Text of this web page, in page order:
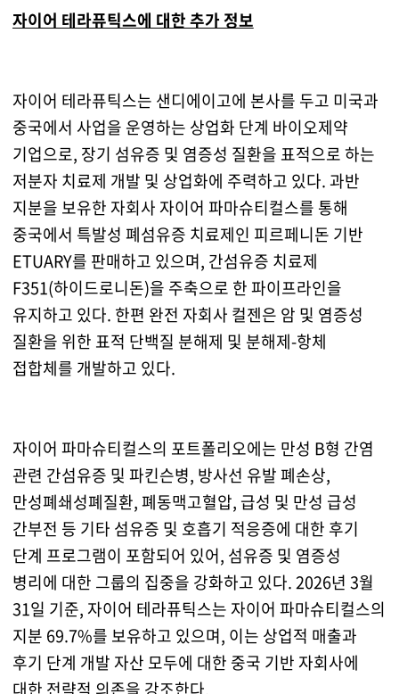
자이어 테라퓨틱스에 대한 추가 정보
자이어 테라퓨틱스는 샌디에이고에 본사를 두고 미국과
중국에서 사업을 운영하는 상업화 단계 바이오제약
기업으로, 장기 섬유증 및 염증성 질환을 표적으로 하는
저분자 치료제 개발 및 상업화에 주력하고 있다. 과반
지분을 보유한 자회사 자이어 파마슈티컬스를 통해
중국에서 특발성 폐섬유증 치료제인 피르페니돈 기반
ETUARY를 판매하고 있으며, 간섬유증 치료제
F351(하이드로니돈)을 주축으로 한 파이프라인을
유지하고 있다. 한편 완전 자회사 컬젠은 암 및 염증성
질환을 위한 표적 단백질 분해제 및 분해제-항체
접합체를 개발하고 있다.
자이어 파마슈티컬스의 포트폴리오에는 만성 B형 간염
관련 간섬유증 및 파킨슨병, 방사선 유발 폐손상,
만성폐쇄성폐질환, 폐동맥고혈압, 급성 및 만성 급성
간부전 등 기타 섬유증 및 호흡기 적응증에 대한 후기
단계 프로그램이 포함되어 있어, 섬유증 및 염증성
병리에 대한 그룹의 집중을 강화하고 있다. 2026년 3월
31일 기준, 자이어 테라퓨틱스는 자이어 파마슈티컬스의
지분 69.7%를 보유하고 있으며, 이는 상업적 매출과
후기 단계 개발 자산 모두에 대한 중국 기반 자회사에